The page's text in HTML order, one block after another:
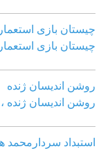
چيستان بازی
چيستان بازی
روشن اندیسان ژنده
روشن اندیسان ژنده
استبداد سردارمحمد